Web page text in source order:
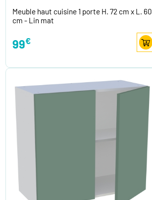
Meuble haut cuisine 1 porte H. 72 cm x L. 60
cm - Lin mat
99€